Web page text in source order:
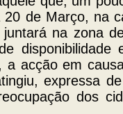
de Março, na
na zona
disponibilidade
a acção em
expressa
dos